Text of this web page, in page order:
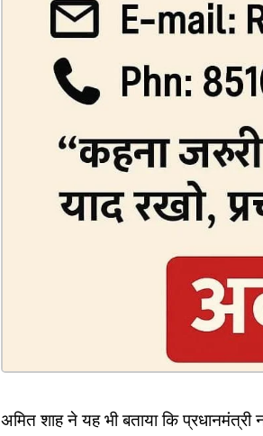
अमित शाह ने यह भी बताया कि